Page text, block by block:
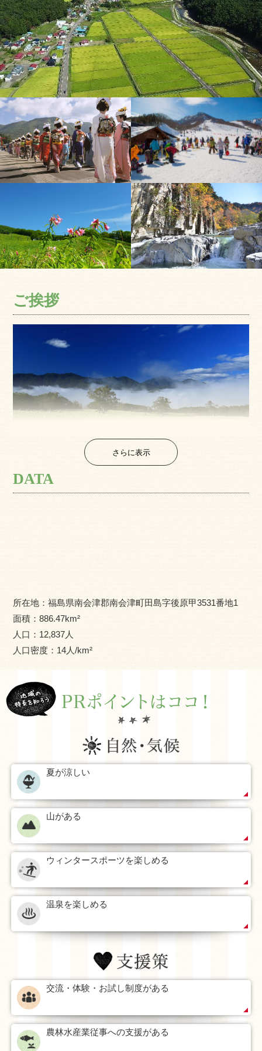
ご挨拶
また、東京都の浅草駅から南会津町の会津田島駅間を約3時
間かけて直通運転する「特急リバティ会津」が運行してお
り、交通の便が良い地域となっています。
毎年7月に開催される日本三大祇園祭「会津田島祇園祭」で
花嫁行列を見るために、多くの観光客が来町します。
さらに、町内には4地域ごとにスキー場があり、冬になると
スキーやスノーボードを行うため毎年多くの方が訪れま
自然や歴史の魅力があふれる南会津町でスローライフを始
めてみませんか？
お気軽にお問い合わせください。
その他詳しい情報は下記ホームページをご覧ください。
南会津町ホームページ
さらに表示
DATA
所在地：福島県南会津郡南会津町田島字後原甲3531番地1
面積：886.47km²
人口： 12,837人
人口密度： 14人/km²
夏が涼しい
山がある
ウィンタースポーツを楽しめる
温泉を楽しめる
交流・体験・お試し制度がある
農林水産業従事への支援がある